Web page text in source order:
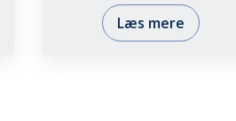
Læs mere